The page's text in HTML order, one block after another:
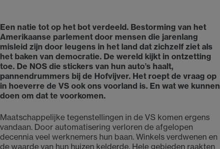
Een natie tot op het bot verdeeld. Bestorming van het
Amerikaanse parlement door mensen die jarenlang
misleid zijn door leugens in het land dat zichzelf ziet als
het baken van democratie. De wereld kijkt in ontzetting
toe. De NOS die stickers van hun auto’s haalt,
pannendrummers bij de Hofvijver. Het roept de vraag op
in hoeverre de VS ook ons voorland is. En wat we kunnen
doen om dat te voorkomen.
Maatschappelijke tegenstellingen in de VS komen ergens
vandaan. Door automatisering verloren de afgelopen
decennia veel werknemers hun baan. Winkels verdwenen en
de waarde van hun huizen kelderde. Hele gebieden raakten